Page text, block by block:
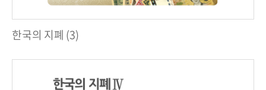
한국의 지폐 (3)